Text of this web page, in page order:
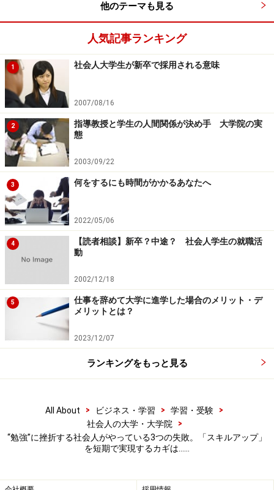
らのやり方をまねることで、効率的に、短時間で合格へ
探してみましょう。
知り合いや会社の先輩、上司などでその資格の合格者が
いれば、直接話を聞くのもおすすめです。
脳の性質、記憶定着の仕組みを利用する
最近、脳の研究が進み、いくつかの研究結果によれば下
記のようなことがすでに分かっています。
脳は繰り返しインプットされることを重要だと思っ
て記憶定着を勝手にする
睡眠中に記憶定着活動がされる
このような脳の性質をうまく利用して勉強することで、
効率よく記憶定着ができます。
取るのが難しければ、朝の通勤時に10分、寝る前に10分
など、細切れに隙間時間を利用することを検討しましょ
次に、睡眠直前にインプットされた情報が最重視されま
他のテーマも見る
人気記事ランキング
1 社会人大学生が新卒で採用される意味
2007/08/16
2
指導教授と学生の人間関係が決め手 大学院の実
態
2003/09/22
3 何をするにも時間がかかるあなたへ
2022/05/06
4
【読者相談】新卒？中途？ 社会人学生の就職活
動
2002/12/18
5
仕事を辞めて大学に進学した場合のメリット・デ
メリットとは？
2023/12/07
ランキングをもっと見る
All About > ビジネス・学習 > 学習・受験
>
社会人の大学・大学院
>
“勉強”に挫折する社会人がやっている3つの失敗。「スキルアップ」
を短期で実現するカギは……